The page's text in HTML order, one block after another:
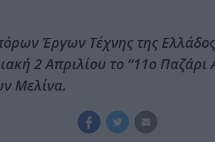
Έργων Τέχνης της
2 Απριλίου το “11ο Παζάρι
Μελίνα.